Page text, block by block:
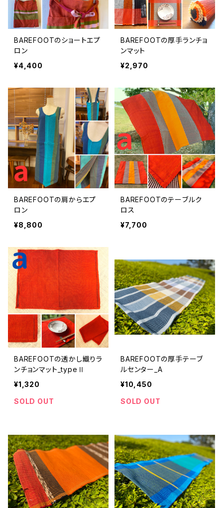
BAREFOOTのショートエプ
ロン
¥4,400
BAREFOOTの厚手ランチョ
ンマット
¥2,970
BAREFOOTの肩からエプ
ロン
¥8,800
BAREFOOTのテーブルク
ロス
¥7,700
BAREFOOTの透かし織りラ
ンチョンマット_typeⅡ
¥1,320
SOLD OUT
BAREFOOTの厚手テーブ
ルセンター_A
¥10,450
SOLD OUT